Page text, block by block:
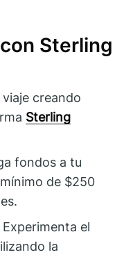
Sterling
creando
Sterling
fondos a tu
de $250
Experimenta el
la